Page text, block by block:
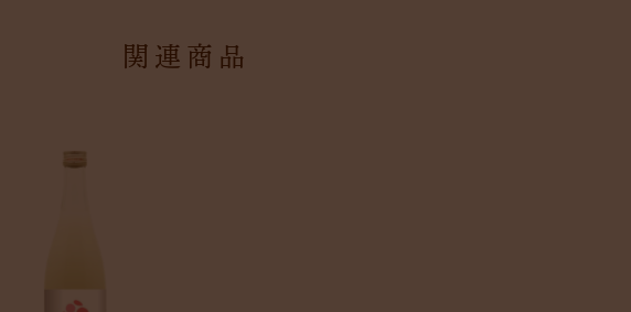
関連商品